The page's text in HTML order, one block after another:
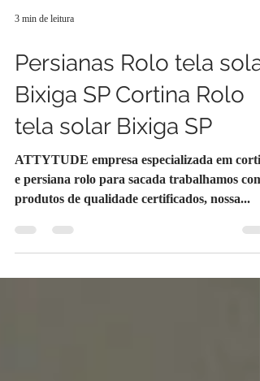
3 min de leitura
Persianas Rolo tela solar
Bixiga SP Cortina Rolo
tela solar Bixiga SP
ATTYTUDE empresa especializada em
produtos de qualidade certificados, nossa...